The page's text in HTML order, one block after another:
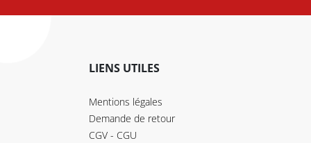
LIENS UTILES
Mentions légales
Demande de retour
CGV - CGU